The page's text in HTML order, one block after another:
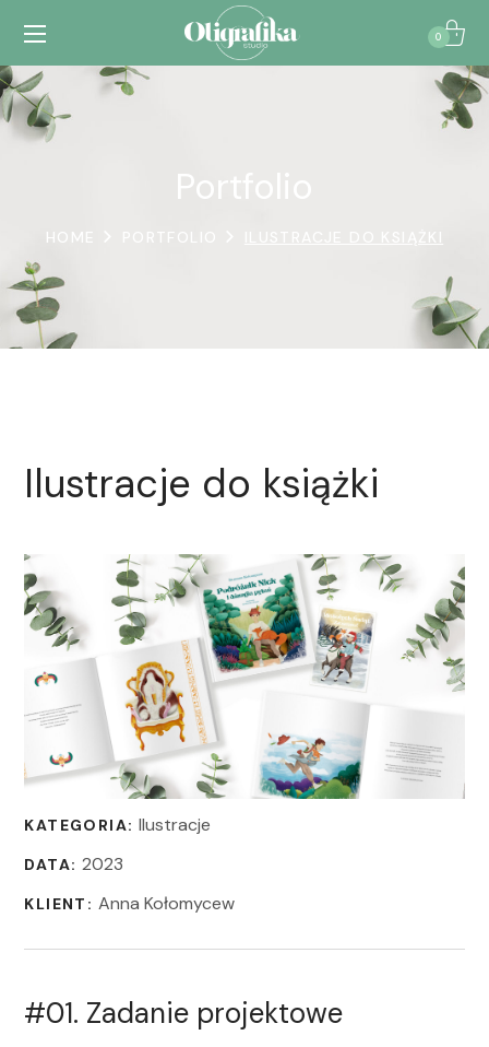
0
Portfolio
HOME PORTFOLIO ILUSTRACJE DO KSIĄŻKI
Ilustracje do książki
KATEGORIA: Ilustracje
DATA: 2023
KLIENT: Anna Kołomycew
#01. Zadanie projektowe